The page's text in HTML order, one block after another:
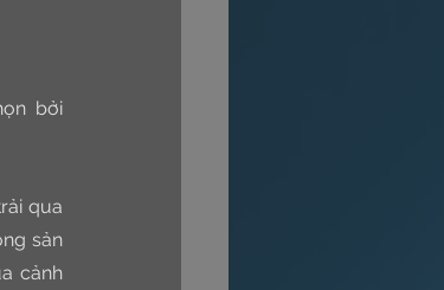
bởi
qua
sản
cảnh